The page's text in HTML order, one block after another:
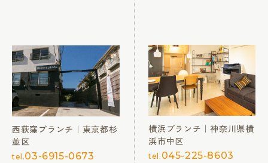
西荻窪ブランチ｜東京都杉
並区
tel.03-6915-0673
横浜ブランチ｜神奈川県横
浜市中区
tel. 045-225-8603